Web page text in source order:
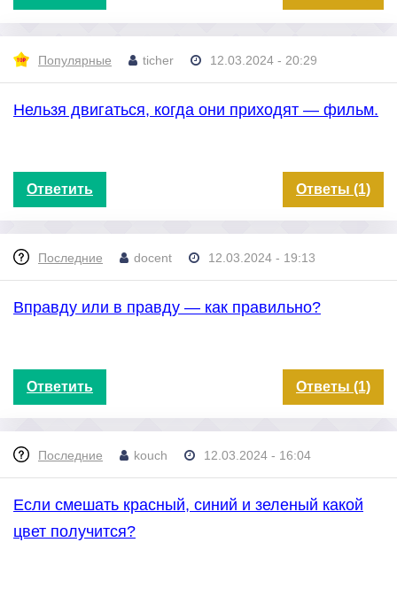
Популярные ticher 12.03.2024 - 20:29
Нельзя двигаться, когда они приходят — фильм.
Ответить Ответы (1)
Последние docent 12.03.2024 - 19:13
Вправду или в правду — как правильно?
Ответить Ответы (1)
Последние kouch 12.03.2024 - 16:04
Если смешать красный, синий и зеленый какой
цвет получится?